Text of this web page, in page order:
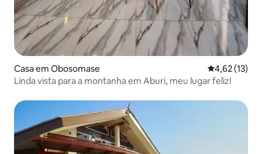
Casa em Obosomase Classificação
4,62 (13)
Linda vista para a montanha em Aburi, meu lugar feliz!